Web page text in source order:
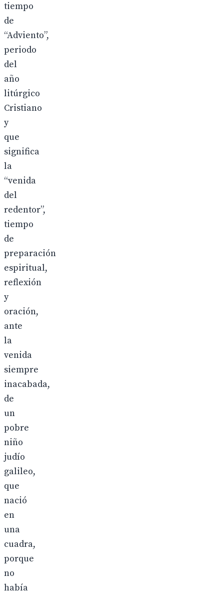
tiempo
de
“Adviento”,
periodo
del
año
litúrgico
Cristiano
y
que
significa
la
“venida
del
redentor”,
tiempo
de
preparación
espiritual,
reflexión
y
oración,
ante
la
venida
siempre
inacabada,
de
un
pobre
niño
judío
galileo,
que
nació
en
una
cuadra,
porque
no
había